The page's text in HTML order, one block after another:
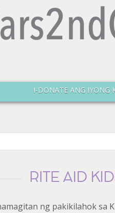
I-DONATE ANG IYONG
RITE AID
ng pakikilahok sa